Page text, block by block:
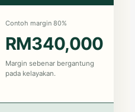
Contoh margin 80%
RM340,000
Margin sebenar bergantung
pada kelayakan.